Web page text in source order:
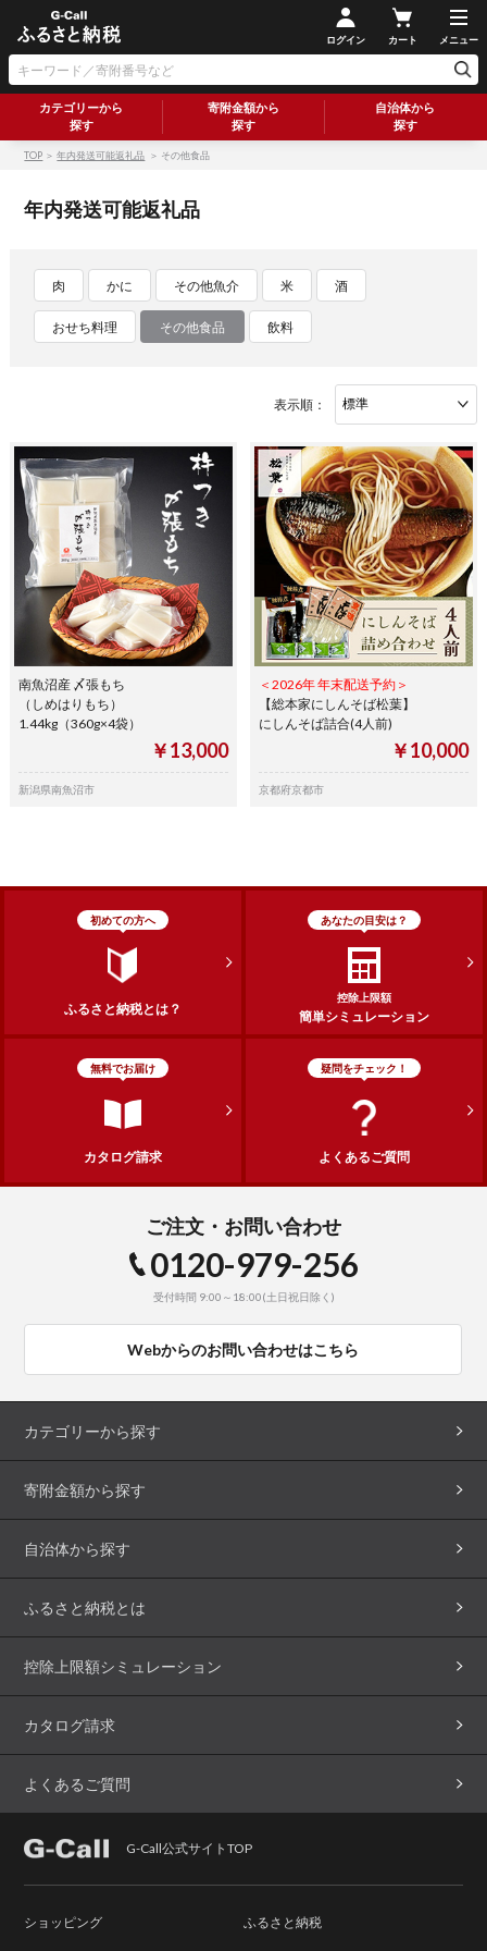
ログイン カート メニュー
カテゴリーから
探す
寄附金額から
探す
自治体から
探す
TOP ＞年内発送可能返礼品 ＞ その他食品
年内発送可能返礼品
肉 かに その他魚介 米 酒
おせち料理 その他食品 飲料
表示順：
南魚沼産 〆張もち
（しめはりもち）
1.44kg（360g×4袋）
￥13,000
新潟県南魚沼市
＜2026年 年末配送予約＞
【総本家にしんそば松葉】
にしんそば詰合(4人前)
￥10,000
京都府京都市
初めての方へ
ふるさと納税とは？
あなたの目安は？
控除上限額
簡単シミュレーション
無料でお届け
カタログ請求
疑問をチェック！
よくあるご質問
ご注文・お問い合わせ
0120-979-256
受付時間 9:00～18:00(土日祝日除く)
Webからのお問い合わせはこちら
カテゴリーから探す
寄附金額から探す
自治体から探す
ふるさと納税とは
控除上限額シミュレーション
カタログ請求
よくあるご質問
G-Call公式サイトTOP
ショッピング ふるさと納税